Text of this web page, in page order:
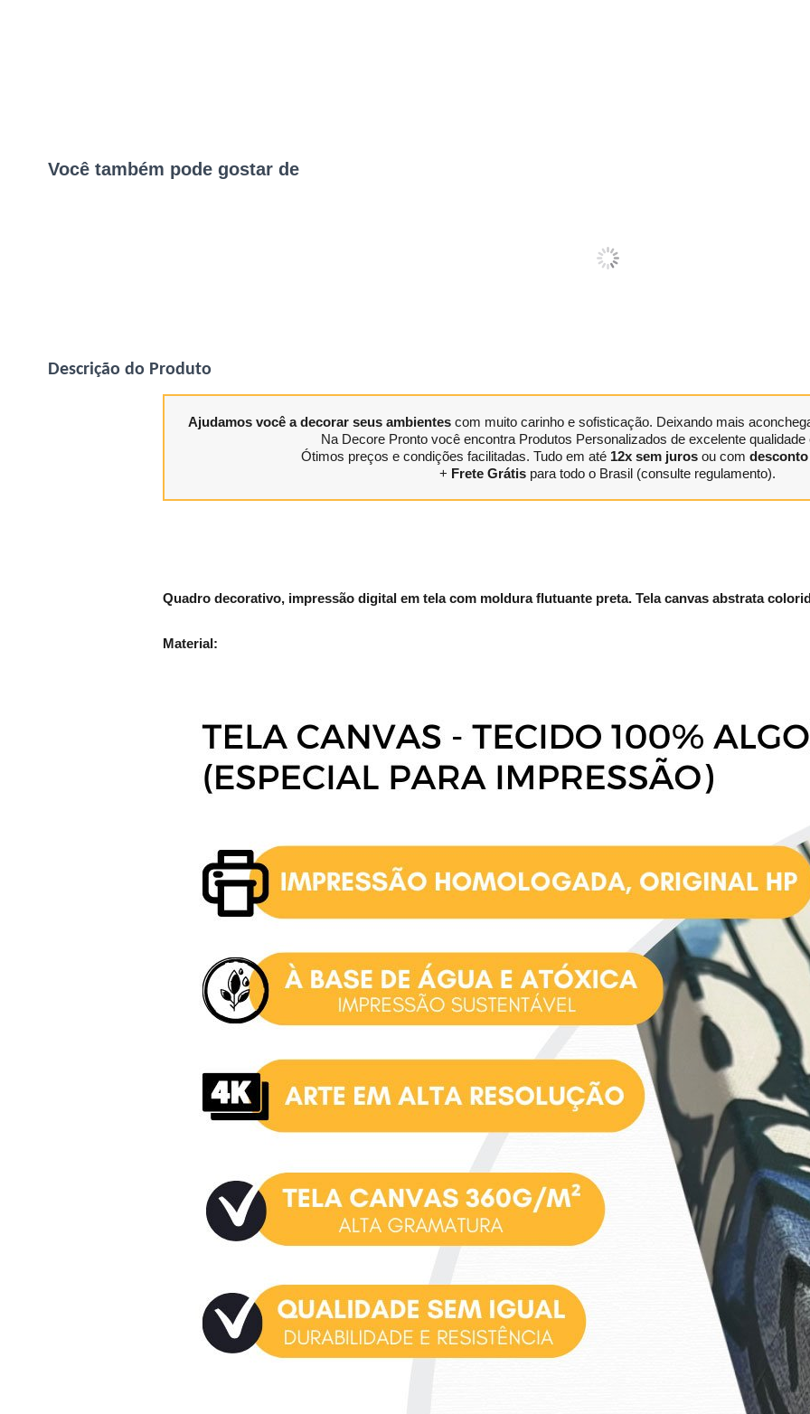
Você também pode gostar de
Descrição do Produto
Ajudamos você a decorar seus ambientescom muito carinho e sofisticação. Deixando mais
Na Decore Pronto você encontra Produtos Personalizados de excelente qualidade
Ótimos preços e condições facilitadas. Tudo em até 12x sem jurosou com
+ Frete Grátis para todo o Brasil (consulte regulamento).
Quadro decorativo, impressão digital em tela com moldura flutuante preta. Tela canvas abstrata
Material: